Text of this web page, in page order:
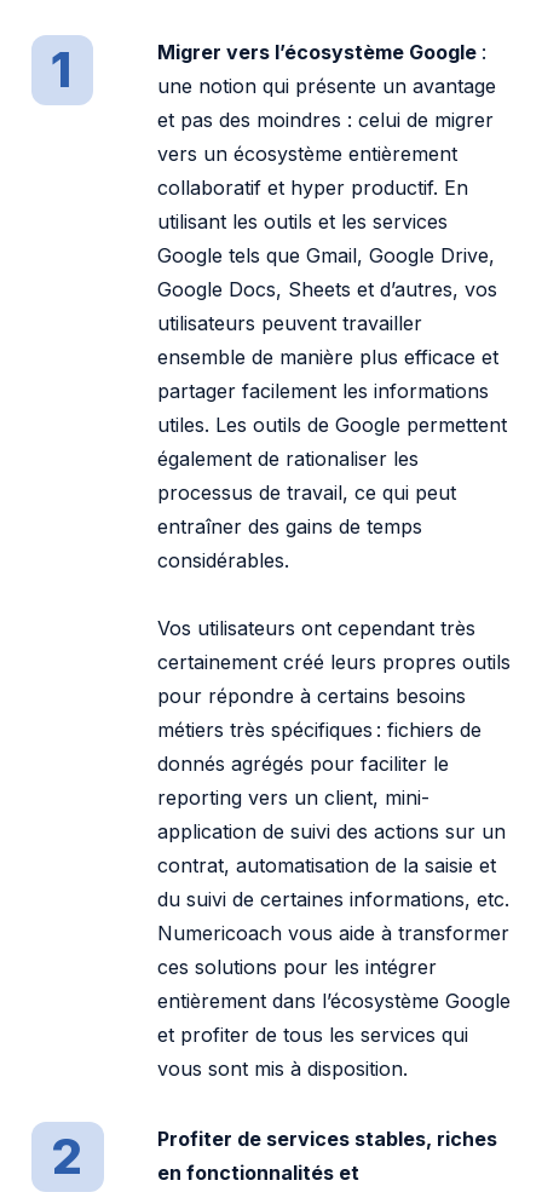
1 Migrer vers l’écosystème Google :
une notion qui présente un avantage
et pas des moindres : celui de migrer
vers un écosystème entièrement
collaboratif et hyper productif. En
utilisant les outils et les services
Google tels que Gmail, Google Drive,
Google Docs, Sheets et d’autres, vos
utilisateurs peuvent travailler
ensemble de manière plus efficace et
partager facilement les informations
utiles. Les outils de Google permettent
également de rationaliser les
processus de travail, ce qui peut
entraîner des gains de temps
considérables.
Vos utilisateurs ont cependant très
certainement créé leurs propres outils
pour répondre à certains besoins
métiers très spécifiques : fichiers de
donnés agrégés pour faciliter le
reporting vers un client, mini-
application de suivi des actions sur un
contrat, automatisation de la saisie et
du suivi de certaines informations, etc.
Numericoach vous aide à transformer
ces solutions pour les intégrer
entièrement dans l’écosystème Google
et profiter de tous les services qui
vous sont mis à disposition.
2
Profiter de services stables, riches
en fonctionnalités et